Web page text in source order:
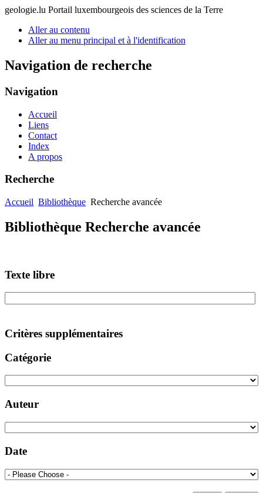
geologie.lu Portail luxembourgeois des sciences de la Terre
Aller au contenu
Aller au menu principal et à l'identification
Navigation de recherche
Navigation
Accueil
Liens
Contact
Index
A propos
Recherche
Accueil Bibliothèque Recherche avancée
Bibliothèque Recherche avancée
Texte libre
Critères supplémentaires
Catégorie
Auteur
Date